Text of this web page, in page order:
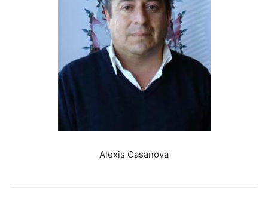
Alexis Casanova